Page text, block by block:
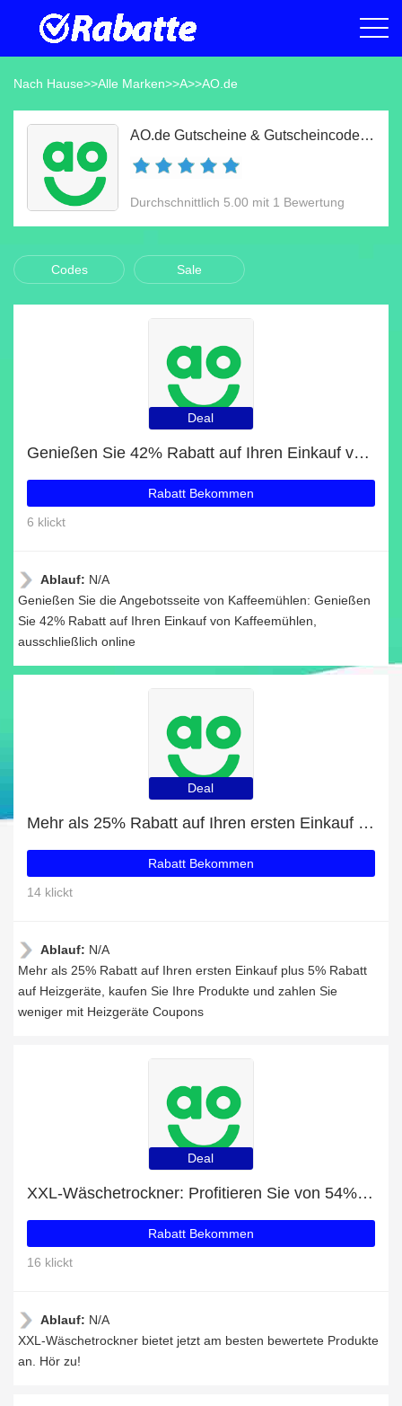
Nach Hause>>Alle Marken>>A>>AO.de
AO.de Gutscheine & Gutscheincodes Aug 2026
Durchschnittlich 5.00 mit 1 Bewertung
Codes Sale
Deal
Genießen Sie 42% Rabatt auf Ihren Einkauf von Kaffeemühlen, ausschließlich online
Rabatt Bekommen
6 klickt
Ablauf: N/A
Genießen Sie die Angebotsseite von Kaffeemühlen: Genießen
Sie 42% Rabatt auf Ihren Einkauf von Kaffeemühlen,
ausschließlich online
Deal
Mehr als 25% Rabatt auf Ihren ersten Einkauf plus 5% Rabatt auf Heizgeräte
Rabatt Bekommen
14 klickt
Ablauf: N/A
Mehr als 25% Rabatt auf Ihren ersten Einkauf plus 5% Rabatt
auf Heizgeräte, kaufen Sie Ihre Produkte und zahlen Sie
weniger mit Heizgeräte Coupons
Deal
XXL-Wäschetrockner: Profitieren Sie von 54% Rabatt auf Ihren Einkauf
Rabatt Bekommen
16 klickt
Ablauf: N/A
XXL-Wäschetrockner bietet jetzt am besten bewertete Produkte
an. Hör zu!